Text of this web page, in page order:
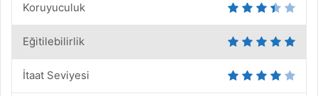
Koruyuculuk
Eğitilebilirlik
İtaat Seviyesi